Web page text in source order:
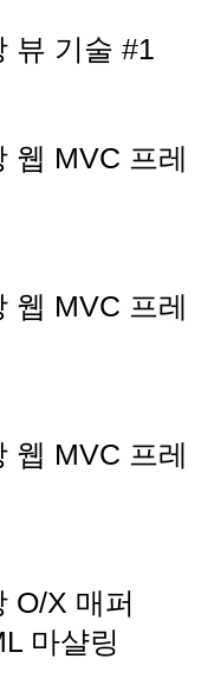
뷰 기술 #1
웹 MVC 프레
웹 MVC 프레
웹 MVC 프레
O/X 매퍼
마샬링